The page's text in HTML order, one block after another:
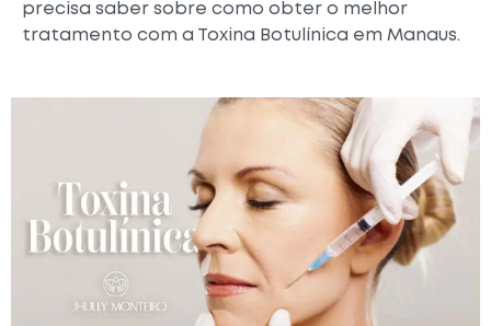
precisa saber sobre como obter o melhor
tratamento com a Toxina Botulínica em Manaus.